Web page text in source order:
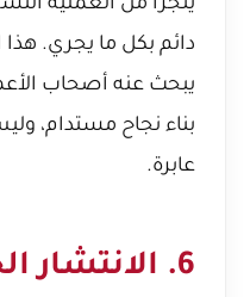
يتجزأ من العملية
دائم بكل ما يجري.
يبحث عنه أصحاب
بناء نجاح مستدام،
عابرة.
6. الانتشار